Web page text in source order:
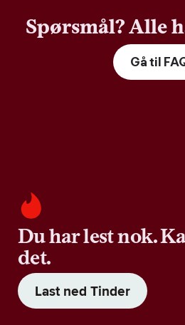
Spørsmål? Alle
Gå til
Du har lest nok.
det.
Last ned Tinder